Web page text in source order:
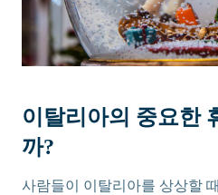
이탈리아의 중요한
까?
사람들이 이탈리아를 상상할